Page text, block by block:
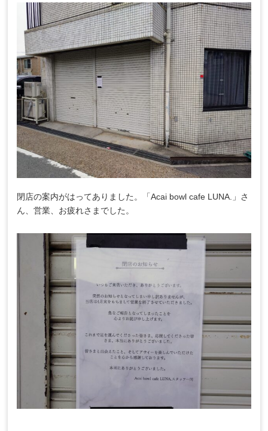
閉店の案内がはってありました。「Acai bowl cafe LUNA.」さ
ん、営業、お疲れさまでした。